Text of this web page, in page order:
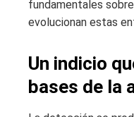
fundamentales
evolucionan estas
Un indicio
bases de la